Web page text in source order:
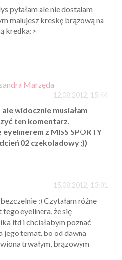
pytałam ale nie dostalam
malujesz kreskę brązową na
kredka:>
Marzęda
12.08.2012, 15:44
widocznie musiałam
ten komentarz.
z MISS SPORTY
02 czekoladowy ;))
15.08.2012, 13:01
:) Czytałam różne
tego eyelinera, że się
itd i chciałabym poznać
jego temat, bo od dawna
trwałym, brązowym